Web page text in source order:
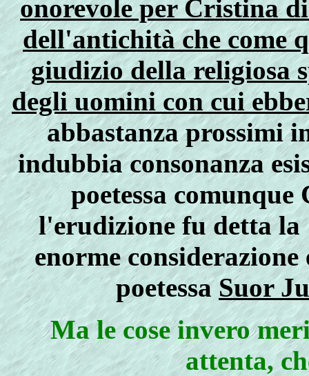
onorevole per Cristina
dell'antichità che come
giudizio della religiosa
degli uomini con cui
abbastanza prossimi
indubbia consonanza
poetessa
l'erudizione fu detta
enorme
poetessaSuor
Ma le cose invero
attenta,